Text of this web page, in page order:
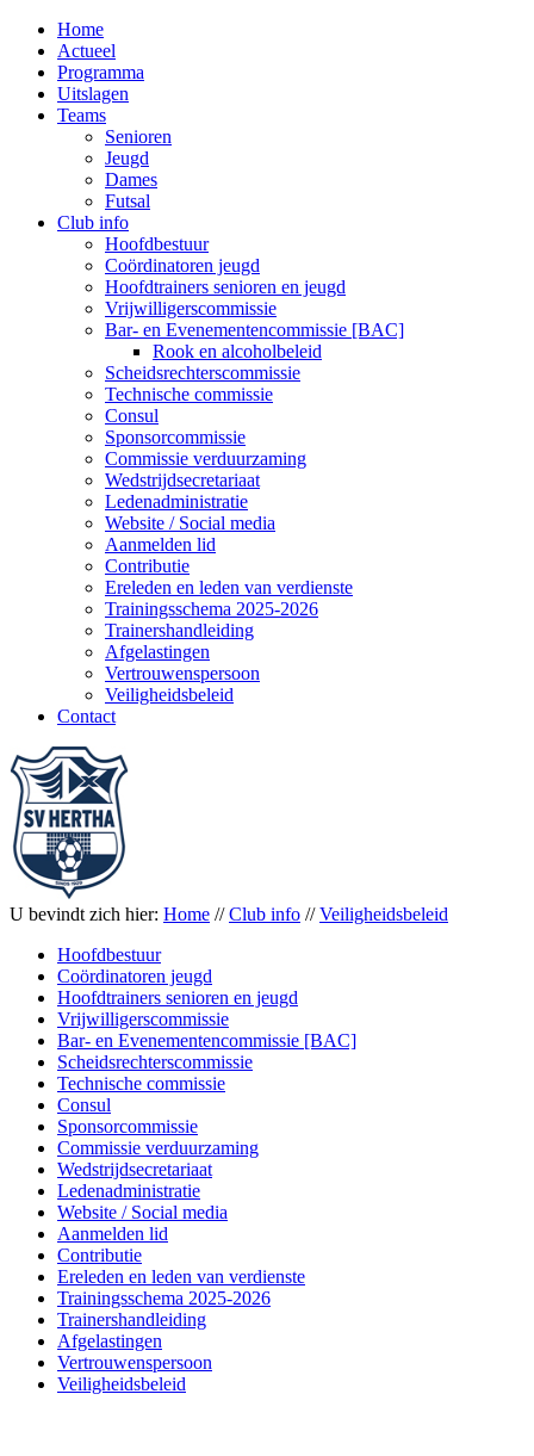
Home
Actueel
Programma
Uitslagen
Teams
Senioren
Jeugd
Dames
Futsal
Club info
Hoofdbestuur
Coördinatoren jeugd
Hoofdtrainers senioren en jeugd
Vrijwilligerscommissie
Bar- en Evenementencommissie [BAC]
Rook en alcoholbeleid
Scheidsrechterscommissie
Technische commissie
Consul
Sponsorcommissie
Commissie verduurzaming
Wedstrijdsecretariaat
Ledenadministratie
Website / Social media
Aanmelden lid
Contributie
Ereleden en leden van verdienste
Trainingsschema 2025-2026
Trainershandleiding
Afgelastingen
Vertrouwenspersoon
Veiligheidsbeleid
Contact
U bevindt zich hier: Home //Club info //Veiligheidsbeleid
Hoofdbestuur
Coördinatoren jeugd
Hoofdtrainers senioren en jeugd
Vrijwilligerscommissie
Bar- en Evenementencommissie [BAC]
Scheidsrechterscommissie
Technische commissie
Consul
Sponsorcommissie
Commissie verduurzaming
Wedstrijdsecretariaat
Ledenadministratie
Website / Social media
Aanmelden lid
Contributie
Ereleden en leden van verdienste
Trainingsschema 2025-2026
Trainershandleiding
Afgelastingen
Vertrouwenspersoon
Veiligheidsbeleid